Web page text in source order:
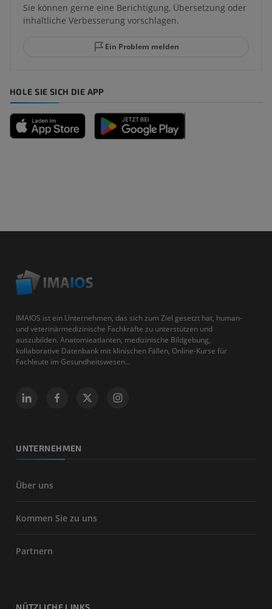
Sie können gerne eine Berichtigung, Übersetzung oder
inhaltliche Verbesserung vorschlagen.
Ein Problem melden
HOLE SIE SICH DIE APP
IMAIOS ist ein Unternehmen, das sich zum Ziel gesetzt hat, human-
und veterinärmedizinische Fachkräfte zu unterstützen und
auszubilden. Anatomieatlanten, medizinische Bildgebung,
kollaborative Datenbank mit klinischen Fällen, Online-Kurse für
Fachleute im Gesundheitswesen...
UNTERNEHMEN
Über uns
Kommen Sie zu uns
Partnern
NÜTZLICHE LINKS